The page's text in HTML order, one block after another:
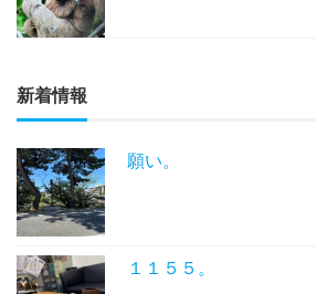
新着情報
願い。
１１５５。